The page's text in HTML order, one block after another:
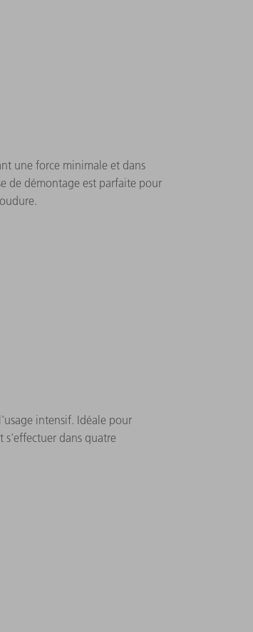
une force minimale et dans
de démontage est parfaite pour
intensif. Idéale pour
s'effectuer dans quatre